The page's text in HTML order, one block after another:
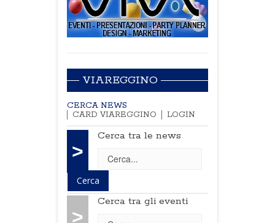
VIAREGGINO
CERCA NEWS
CARD VIAREGGINO
LOGIN
>
Cerca tra le news
>
Cerca tra gli eventi